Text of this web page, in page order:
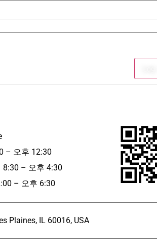
– 오후 12:30
8:30 – 오후 4:30
– 오후 6:30
Plaines, IL 60016, USA